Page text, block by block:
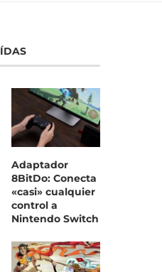
Adaptador
8BitDo: Conecta
«casi» cualquier
control a
Nintendo Switch